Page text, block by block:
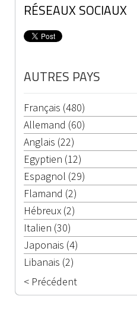
RÉSEAUX SOCIAUX
AUTRES PAYS
Français (480)
Allemand (60)
Anglais (22)
Egyptien (12)
Espagnol (29)
Flamand (2)
Hébreux (2)
Italien (30)
Japonais (4)
Libanais (2)
< Précédent